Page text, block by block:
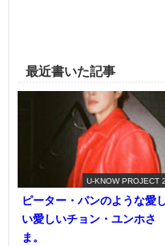
最近書いた記事
U-KNOW PROJECT
ピーター・パンのような愛
い愛しいチョン・ユンホさ
ま。